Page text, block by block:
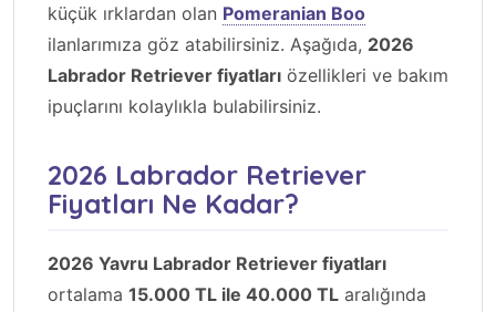
küçük ırklardan olan Pomeranian Boo
ilanlarımıza göz atabilirsiniz. Aşağıda, 2026
Labrador Retriever fiyatları özellikleri ve bakım
ipuçlarını kolaylıkla bulabilirsiniz.
2026 Labrador Retriever
Fiyatları Ne Kadar?
2026 Yavru Labrador Retriever fiyatları
ortalama 15.000 TL ile 40.000 TL aralığında